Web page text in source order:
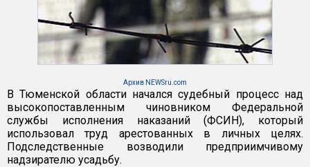
Архив NEWSru.com
В Тюменской области начался судебный процесс над
высокопоставленным чиновником Федеральной
службы исполнения наказаний (ФСИН), который
использовал труд арестованных в личных целях.
Подследственные возводили предприимчивому
надзирателю усадьбу.